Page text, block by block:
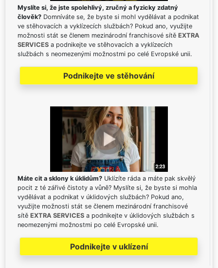
Myslíte si, že jste spolehlivý, zručný a fyzicky zdatný
člověk? Domníváte se, že byste si mohl vydělávat a podnikat
ve stěhovacích a vyklízecích službách? Pokud ano, využijte
možnosti stát se členem mezinárodní franchisové sítě EXTRA
SERVICES a podnikejte ve stěhovacích a vyklízecích
službách s neomezenými možnostmi po celé Evropské unii.
Podnikejte ve stěhování
Máte cit a sklony k úklidům? Uklízíte ráda a máte pak skvělý
pocit z té zářivé čistoty a vůně? Myslíte si, že byste si mohla
vydělávat a podnikat v úklidových službách? Pokud ano,
využijte možnosti stát se členem mezinárodní franchisové
sítě EXTRA SERVICES a podnikejte v úklidových službách s
neomezenými možnostmi po celé Evropské unii.
Podnikejte v uklízení